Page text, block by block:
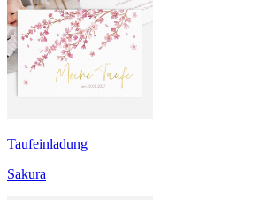
Taufeinladung
Sakura